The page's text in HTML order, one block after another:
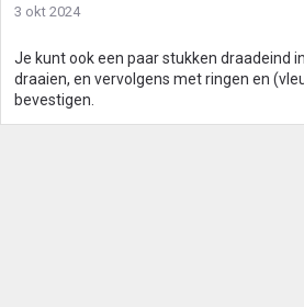
3 okt 2024
Je kunt ook een paar stukken draadeind
draaien, en vervolgens met ringen en
bevestigen.